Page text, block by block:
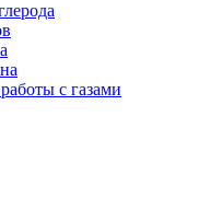
с газами